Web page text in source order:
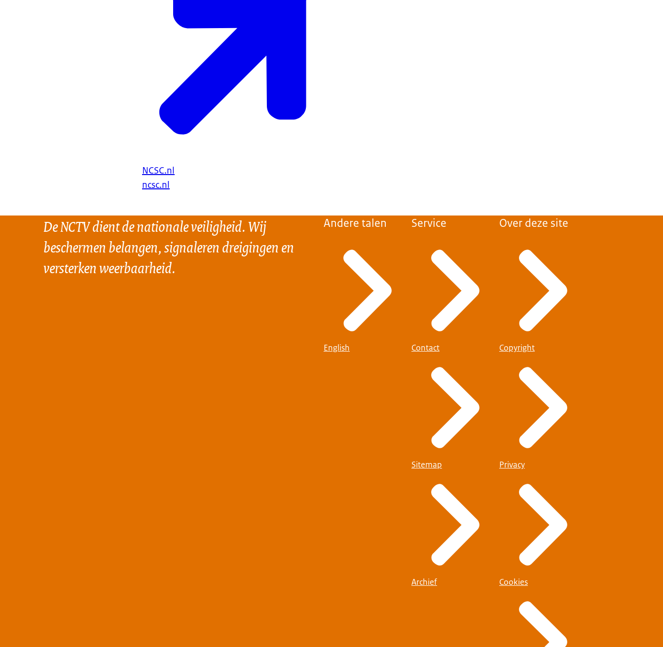
NCSC.nl
ncsc.nl
De NCTV dient de nationale veiligheid. Wij
beschermen belangen, signaleren dreigingen en
versterken weerbaarheid.
Andere talen
English
Service
Contact
Sitemap
Archief
Over deze site
Copyright
Privacy
Cookies